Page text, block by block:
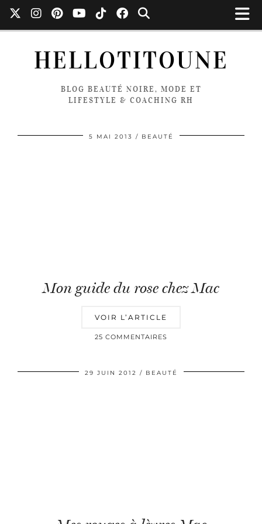
HELLOTITOUNE
BLOG BEAUTÉ NOIRE, MODE ET
LIFESTYLE & COACHING RH
5 MAI 2013 BEAUTÉ
Mon guide du rose chez Mac
VOIR L’ARTICLE
25 COMMENTAIRES
29 JUIN 2012 BEAUTÉ